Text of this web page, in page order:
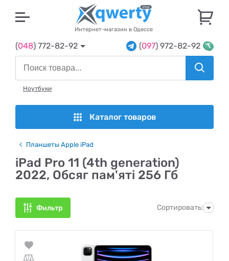
Интернет-магазин в Одессе
(048) 772-82-92 (097) 972-82-92
Ноутбуки
Каталог товаров
Планшеты Apple iPad
iPad Pro 11 (4th generation)
2022, Обсяг пам'яті 256 Гб
Фильтр Сортировать: